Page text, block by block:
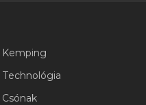
Kemping
Technológia
Csónak